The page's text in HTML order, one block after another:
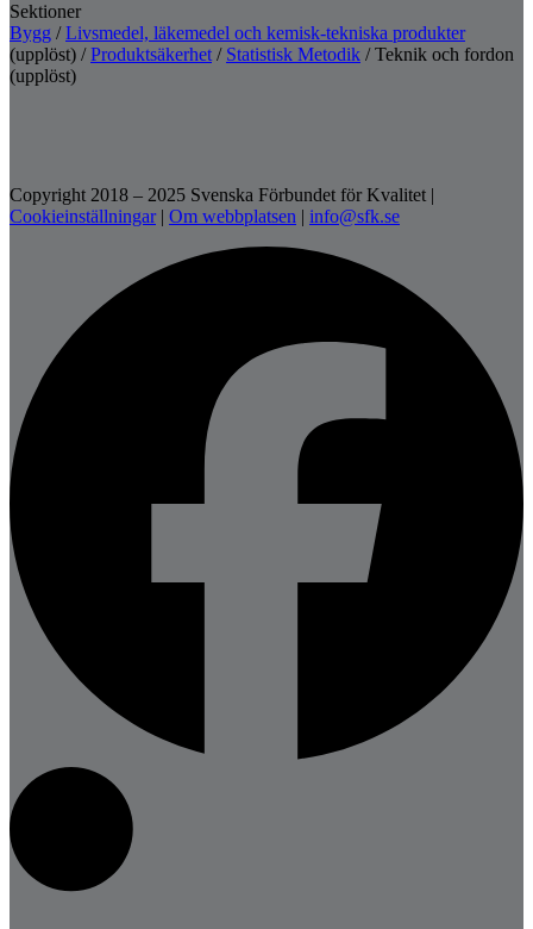
Sektioner
Bygg /Livsmedel, läkemedel och kemisk-tekniska produkter
(upplöst) /Produktsäkerhet / Statistisk Metodik / Teknik och fordon
(upplöst)
Copyright 2018 – 2025 Svenska Förbundet för Kvalitet |
Cookieinställningar | Om webbplatsen | info@sfk.se